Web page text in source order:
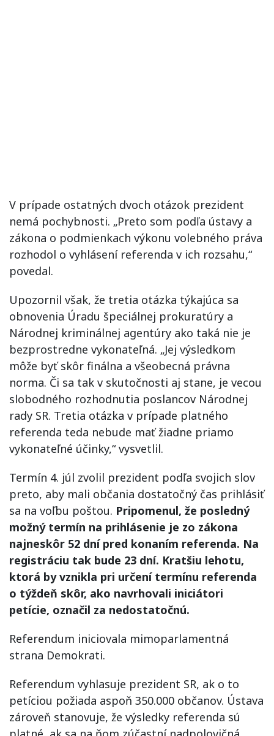
V prípade ostatných dvoch otázok prezident
nemá pochybnosti. „Preto som podľa ústavy a
zákona o podmienkach výkonu volebného práva
rozhodol o vyhlásení referenda v ich rozsahu,“
povedal.
Upozornil však, že tretia otázka týkajúca sa
obnovenia Úradu špeciálnej prokuratúry a
Národnej kriminálnej agentúry ako taká nie je
bezprostredne vykonateľná. „Jej výsledkom
môže byť skôr finálna a všeobecná právna
norma. Či sa tak v skutočnosti aj stane, je vecou
slobodného rozhodnutia poslancov Národnej
rady SR. Tretia otázka v prípade platného
referenda teda nebude mať žiadne priamo
vykonateľné účinky,“ vysvetlil.
Termín 4. júl zvolil prezident podľa svojich slov
preto, aby mali občania dostatočný čas prihlásiť
sa na voľbu poštou. Pripomenul, že posledný
možný termín na prihlásenie je zo zákona
najneskôr 52 dní pred konaním referenda. Na
registráciu tak bude 23 dní. Kratšiu lehotu,
ktorá by vznikla pri určení termínu referenda
o týždeň skôr, ako navrhovali iniciátori
petície, označil za nedostatočnú.
Referendum iniciovala mimoparlamentná
strana Demokrati.
Referendum vyhlasuje prezident SR, ak o to
petíciou požiada aspoň 350.000 občanov. Ústava
zároveň stanovuje, že výsledky referenda sú